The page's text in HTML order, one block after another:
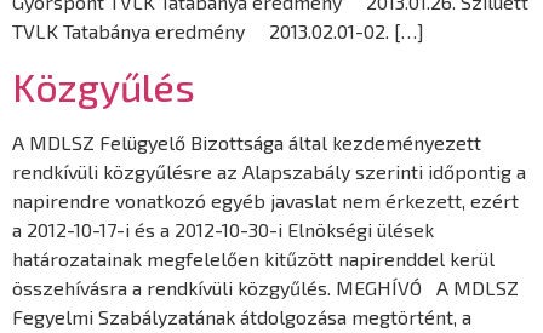
TVLK Tatabánya eredmény 2013.02.01-02. […]
Közgyűlés
A MDLSZ Felügyelő Bizottsága által kezdeményezett
rendkívüli közgyűlésre az Alapszabály szerinti időpontig a
napirendre vonatkozó egyéb javaslat nem érkezett, ezért
a 2012-10-17-i és a 2012-10-30-i Elnökségi ülések
határozatainak megfelelően kitűzött napirenddel kerül
összehívásra a rendkívüli közgyűlés. MEGHÍVÓ A MDLSZ
Fegyelmi Szabályzatának átdolgozása megtörtént, a